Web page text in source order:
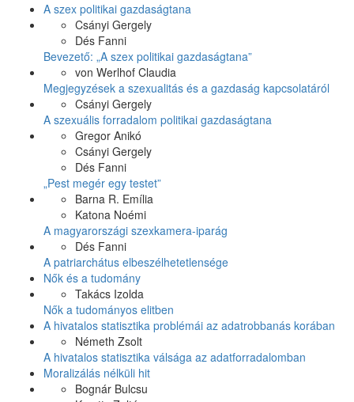
A szex politikai gazdaságtana
Csányi Gergely
Dés Fanni
Bevezető: „A szex politikai gazdaságtana”
von Werlhof Claudia
Megjegyzések a szexualitás és a gazdaság kapcsolatáról
Csányi Gergely
A szexuális forradalom politikai gazdaságtana
Gregor Anikó
Csányi Gergely
Dés Fanni
„Pest megér egy testet”
Barna R. Emília
Katona Noémi
A magyarországi szexkamera-iparág
Dés Fanni
A patriarchátus elbeszélhetetlensége
Nők és a tudomány
Takács Izolda
Nők a tudományos elitben
A hivatalos statisztika problémái az adatrobbanás korában
Németh Zsolt
A hivatalos statisztika válsága az adatforradalomban
Moralizálás nélküli hit
Bognár Bulcsu